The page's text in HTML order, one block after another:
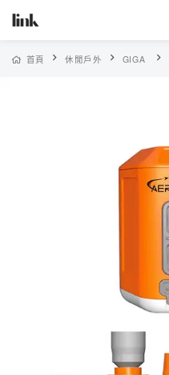
首頁 休閒戶外 GIGA